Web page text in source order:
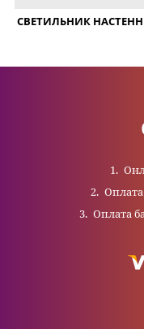
СВЕТИЛЬНИК
Оплата